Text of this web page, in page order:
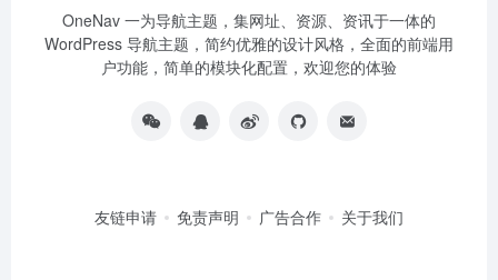
OneNav 一为导航主题，集网址、资源、资讯于一体的
WordPress 导航主题，简约优雅的设计风格，全面的前端用
户功能，简单的模块化配置，欢迎您的体验
友链申请 免责声明 广告合作 关于我们